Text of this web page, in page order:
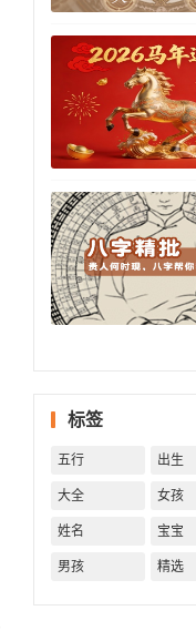
标签
五行 出生
大全 女孩
姓名 宝宝
男孩 精选